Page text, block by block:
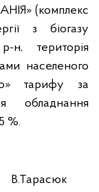
(комплекс
з біогазу
н, територія
населеного
тарифу за
обладнання
%.
В.Тарасюк